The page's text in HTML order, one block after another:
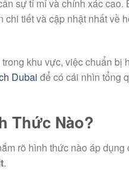
sự tỉ mỉ và chính xác cao.
tiết và cập nhật nhất về
khu vực, việc chuẩn bị
Dubai để có cái nhìn tổng
Thức Nào?
rõ hình thức nào áp dụng
.